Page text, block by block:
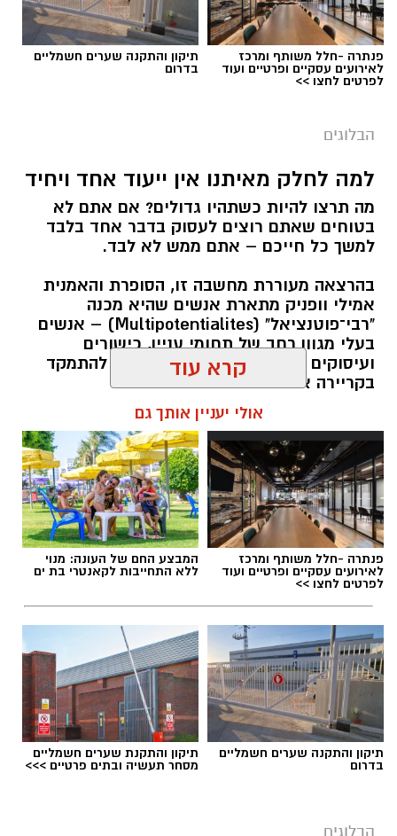
פנתרה -חלל משותף ומרכז
לאירועים עסקיים ופרטיים ועוד
לפרטים לחצו >>
תיקון והתקנה שערים חשמליים
בדרום
הבלוגים
למה לחלק מאיתנו אין ייעוד אחד ויחיד
מה תרצו להיות כשתהיו גדולים? אם אתם לא
בטוחים שאתם רוצים לעסוק בדבר אחד בלבד
למשך כל חייכם – אתם ממש לא לבד.
בהרצאה מעוררת מחשבה זו, הסופרת והאמנית
אמילי וופניק מתארת אנשים שהיא מכנה
"רבי־פוטנציאל" (Multipotentialites) – אנשים
בעלי מגוון רחב של תחומי עניין, כישורים
ועיסוקים שונים לאורך חייהם, במקום להתמקד
בקריירה אחת בלבד.
האם גם אתם כאלה?
אלדה נתנאל / 09:20 07.08.26
קרא עוד
אולי יעניין אותך גם
פנתרה -חלל משותף ומרכז
לאירועים עסקיים ופרטיים ועוד
לפרטים לחצו >>
המבצע החם של העונה: מנוי
ללא התחייבות לקאנטרי בת ים
תיקון והתקנה שערים חשמליים
בדרום
תיקון והתקנת שערים חשמליים
מסחר תעשיה ובתים פרטיים >>>
הבלוגים